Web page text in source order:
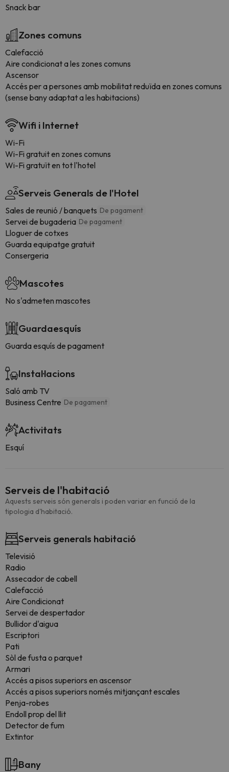
Snack bar
Zones comuns
Calefacció
Aire condicionat a les zones comuns
Ascensor
Accés per a persones amb mobilitat reduïda en zones comuns
(sense bany adaptat a les habitacions)
Wifi i Internet
Wi-Fi
Wi-Fi gratuit en zones comuns
Wi-Fi gratuït en tot l'hotel
Serveis Generals de l'Hotel
Sales de reunió / banquets De pagament
Servei de bugaderia De pagament
Lloguer de cotxes
Guarda equipatge gratuit
Consergeria
Mascotes
No s'admeten mascotes
Guardaesquís
Guarda esquís de pagament
Instal·lacions
Saló amb TV
Business Centre De pagament
Activitats
Esquí
Serveis de l'habitació
Aquests serveis són generals i poden variar en funció de la
tipologia d'habitació.
Serveis generals habitació
Televisió
Radio
Assecador de cabell
Calefacció
Aire Condicionat
Servei de despertador
Bullidor d'aigua
Escriptori
Pati
Sòl de fusta o parquet
Armari
Accés a pisos superiors en ascensor
Accés a pisos superiors només mitjançant escales
Penja-robes
Endoll prop del llit
Detector de fum
Extintor
Bany